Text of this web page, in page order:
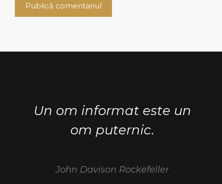
Un om informat este un
om puternic.
John Davison Rockefeller